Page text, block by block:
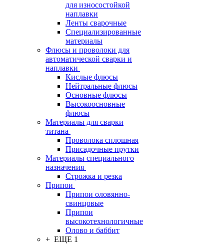
для износостойкой
наплавки
Ленты сварочные
Специализированные
материалы
Флюсы и проволоки для
автоматической сварки и
наплавки
Кислые флюсы
Нейтральные флюсы
Основные флюсы
Высокоосновные
флюсы
Материалы для сварки
титана
Проволока сплошная
Присадочные прутки
Материалы специального
назначения
Строжка и резка
Припои
Припои оловянно-
свинцовые
Припои
высокотехнологичные
Олово и баббит
+ ЕЩЕ 1